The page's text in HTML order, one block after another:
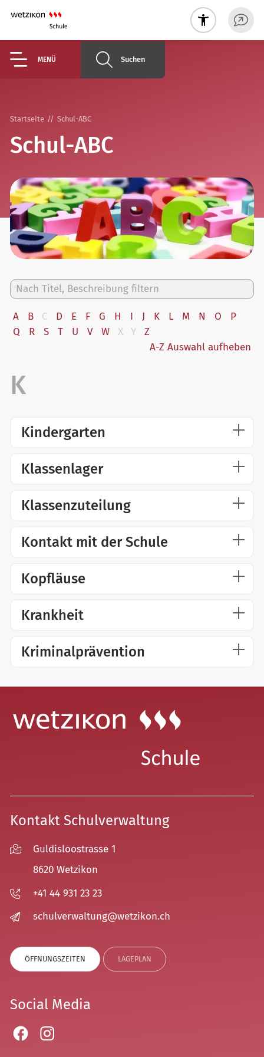
MENÜ Suchen
Startseite Schul-ABC
Schul-ABC
A B C D E F G H I J K L M N O
P
Q
R S T U V W X Y
Z
A-Z Auswahl aufheben
Kindergarten
Klassenlager
Klassenzuteilung
Kontakt mit der Schule
Kopfläuse
Krankheit
Kriminalprävention
Kontakt Schulverwaltung
Guldisloostrasse 1
8620 Wetzikon
+41 44 931 23 23
sch lv rw lt ng w tz k n ch
ÖFFNUNGSZEITEN LAGEPLAN
Social Media